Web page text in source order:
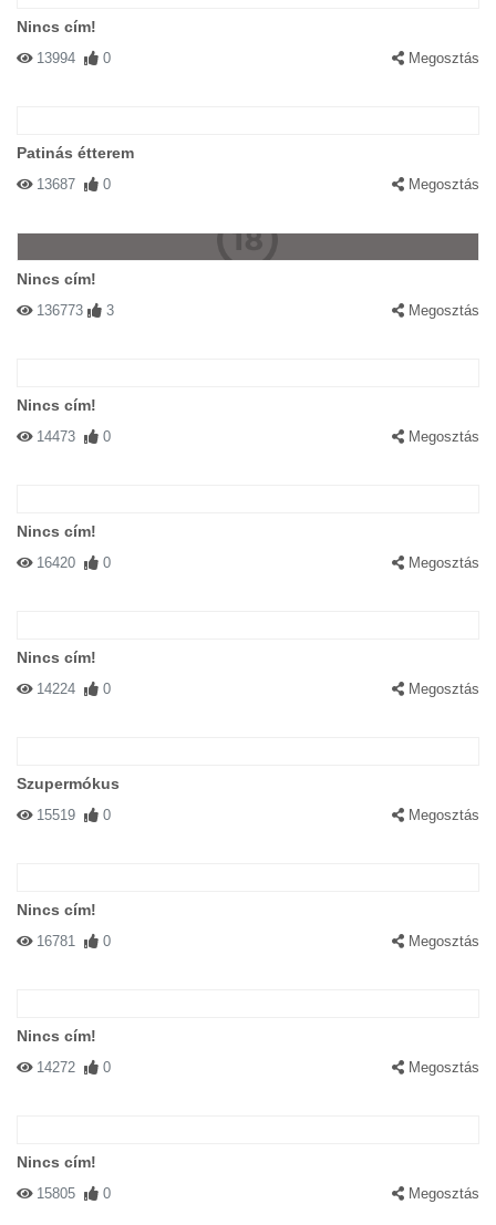
Nincs cím!
13994 0 Megosztás
Patinás étterem
13687 0 Megosztás
Nincs cím!
136773 3 Megosztás
Nincs cím!
14473 0 Megosztás
Nincs cím!
16420 0 Megosztás
Nincs cím!
14224 0 Megosztás
Szupermókus
15519 0 Megosztás
Nincs cím!
16781 0 Megosztás
Nincs cím!
14272 0 Megosztás
Nincs cím!
15805 0 Megosztás